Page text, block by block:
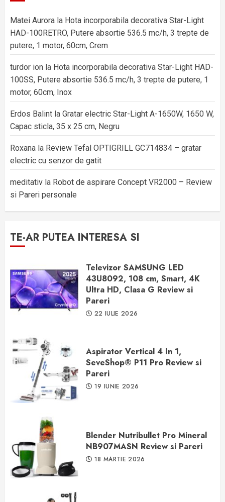
Matei Aurora la Hota incorporabila decorativa Star-Light
HAD-100RETRO, Putere absortie 536.5 mc/h, 3 trepte de
putere, 1 motor, 60cm, Crem
turdor ion la Hota incorporabila decorativa Star-Light HAD-
100SS, Putere absortie 536.5 mc/h, 3 trepte de putere, 1
motor, 60cm, Inox
Erdos Balint la Gratar electric Star-Light A-1650W, 1650 W,
Capac sticla, 35 x 25 cm, Negru
Roxana la Review Tefal OPTIGRILL GC714834 – gratar
electric cu senzor de gatit
meditativ la Robot de aspirare Concept VR2000 – Review
si Pareri personale
TE-AR PUTEA INTERESA SI
Televizor SAMSUNG LED
43U8092, 108 cm, Smart, 4K
Ultra HD, Clasa G Review si
Pareri
22 IULIE 2026
Aspirator Vertical 4 In 1,
SeveShop® P11 Pro Review si
Pareri
19 IUNIE 2026
Blender Nutribullet Pro Mineral
NB907MASN Review si Pareri
18 MARTIE 2026